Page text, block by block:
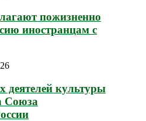
пожизненно
иностранцам с
деятелей культуры
Союза